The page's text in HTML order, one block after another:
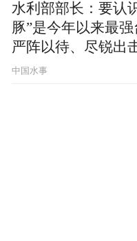
水利部部长：要认
豚”是今年以来最
严阵以待、尽锐出
中国水事